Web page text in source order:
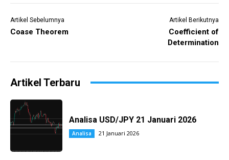
Artikel Sebelumnya
Coase Theorem
Artikel Berikutnya
Coefficient of
Determination
Artikel Terbaru
Analisa USD/JPY 21 Januari 2026
Analisa 21 Januari 2026